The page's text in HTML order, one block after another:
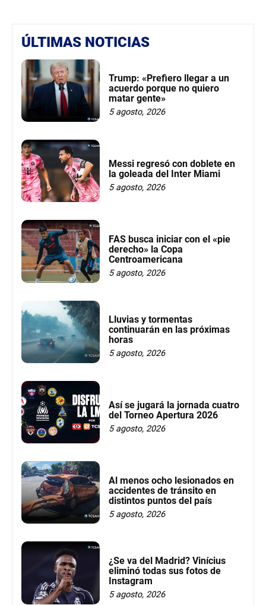
ÚLTIMAS NOTICIAS
Trump: «Prefiero llegar a un
acuerdo porque no quiero
matar gente»
5 agosto, 2026
Messi regresó con doblete en
la goleada del Inter Miami
5 agosto, 2026
FAS busca iniciar con el «pie
derecho» la Copa
Centroamericana
5 agosto, 2026
Lluvias y tormentas
continuarán en las próximas
horas
5 agosto, 2026
Así se jugará la jornada cuatro
del Torneo Apertura 2026
5 agosto, 2026
Al menos ocho lesionados en
accidentes de tránsito en
distintos puntos del país
5 agosto, 2026
¿Se va del Madrid? Vinícius
eliminó todas sus fotos de
Instagram
5 agosto, 2026